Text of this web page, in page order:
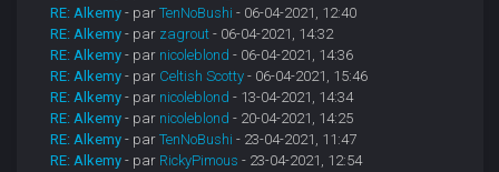
RE: Alkemy - parTenNoBushi - 06-04-2021, 12:40
RE: Alkemy - par zagrout - 06-04-2021, 14:32
RE: Alkemy - par nicoleblond - 06-04-2021, 14:36
RE: Alkemy - par Celtish Scotty - 06-04-2021, 15:46
RE: Alkemy - par nicoleblond - 13-04-2021, 14:34
RE: Alkemy - par nicoleblond - 20-04-2021, 14:25
RE: Alkemy - parTenNoBushi - 23-04-2021, 11:47
RE: Alkemy - par RickyPimous - 23-04-2021, 12:54